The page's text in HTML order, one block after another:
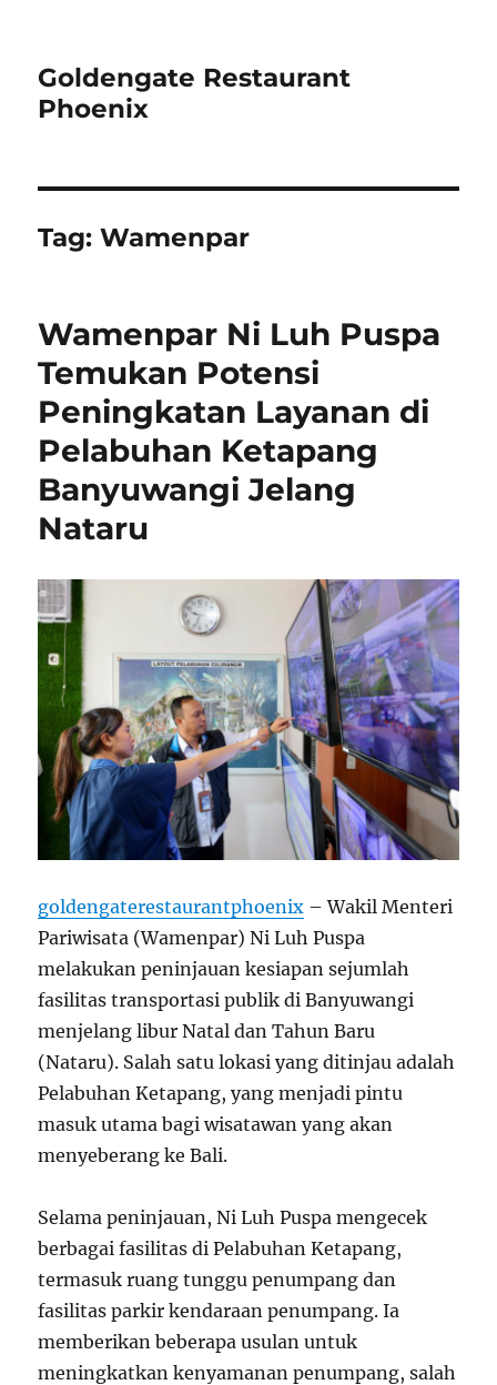
Goldengate Restaurant
Phoenix
Tag:Wamenpar
Wamenpar Ni Luh Puspa
Temukan Potensi
Peningkatan Layanan di
Pelabuhan Ketapang
Banyuwangi Jelang
Nataru
goldengaterestaurantphoenix – Wakil Menteri
Pariwisata (Wamenpar) Ni Luh Puspa
melakukan peninjauan kesiapan sejumlah
fasilitas transportasi publik di Banyuwangi
menjelang libur Natal dan Tahun Baru
(Nataru). Salah satu lokasi yang ditinjau adalah
Pelabuhan Ketapang, yang menjadi pintu
masuk utama bagi wisatawan yang akan
menyeberang ke Bali.
Selama peninjauan, Ni Luh Puspa mengecek
berbagai fasilitas di Pelabuhan Ketapang,
termasuk ruang tunggu penumpang dan
fasilitas parkir kendaraan penumpang. Ia
memberikan beberapa usulan untuk
meningkatkan kenyamanan penumpang, salah